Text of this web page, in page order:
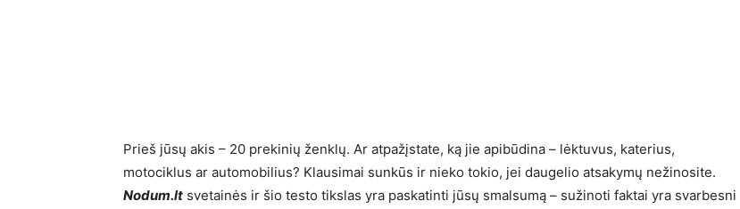
Prieš jūsų akis – 20 prekinių ženklų. Ar atpažįstate, ką jie apibūdina – lėktuvus, katerius,
motociklus ar automobilius? Klausimai sunkūs ir nieko tokio, jei daugelio atsakymų nežinosite.
Nodum.lt svetainės ir šio testo tikslas yra paskatinti jūsų smalsumą – sužinoti faktai yra svarbesni